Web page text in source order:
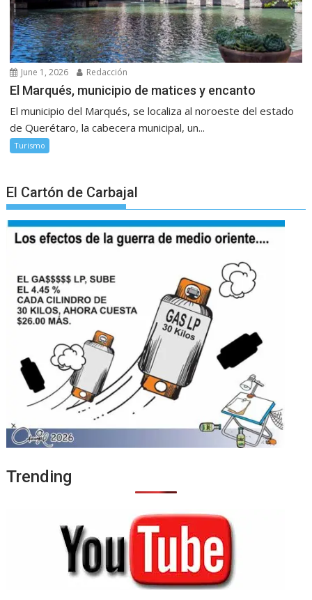
June 1, 2026 Redacción
El Marqués, municipio de matices y encanto
El municipio del Marqués, se localiza al noroeste del estado
de Querétaro, la cabecera municipal, un...
Turismo
El Cartón de Carbajal
Trending